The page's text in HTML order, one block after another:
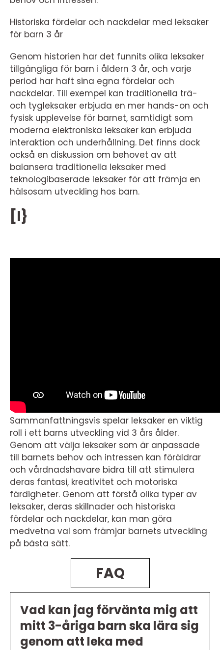
Historiska fördelar och nackdelar med leksaker
för barn 3 år
Genom historien har det funnits olika leksaker
tillgängliga för barn i åldern 3 år, och varje
period har haft sina egna fördelar och
nackdelar. Till exempel kan traditionella trä-
och tygleksaker erbjuda en mer hands-on och
fysisk upplevelse för barnet, samtidigt som
moderna elektroniska leksaker kan erbjuda
interaktion och underhållning. Det finns dock
också en diskussion om behovet av att
balansera traditionella leksaker med
teknologibaserade leksaker för att främja en
hälsosam utveckling hos barn.
[I}
Sammanfattningsvis spelar leksaker en viktig
roll i ett barns utveckling vid 3 års ålder.
Genom att välja leksaker som är anpassade
till barnets behov och intressen kan föräldrar
och vårdnadshavare bidra till att stimulera
deras fantasi, kreativitet och motoriska
färdigheter. Genom att förstå olika typer av
leksaker, deras skillnader och historiska
fördelar och nackdelar, kan man göra
medvetna val som främjar barnets utveckling
på bästa sätt.
FAQ
Vad kan jag förvänta mig att
mitt 3-åriga barn ska lära sig
genom att leka med